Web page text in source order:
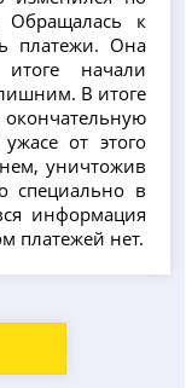
Обращалась к
платежи. Она
начали
В итоге
от этого
уничтожив
специально в
информация
платежей нет.